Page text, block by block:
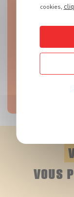
Notre
vins
plus
Elles
dégustateur
fragrances
VOUS
cookies,